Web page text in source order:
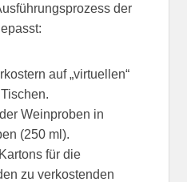
der
auf „virtuellen“
Weinproben in
(250 ml).
für die
zu verkostenden